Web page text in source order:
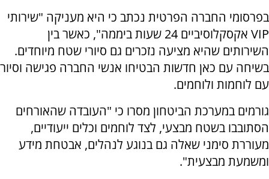
בפרסומי החברה הפרטית נכתב כי היא מעניקה "שירותי
VIP אקסקלוסיביים 24 שעות ביממה", כאשר בין
השירותים שהיא מציעה נזכרים גם סיורי שטח מיוחדים.
בשיחה עם כאן חדשות הבטיחו אנשי החברה פגישה וסיור
עם לוחמות ולוחמים.
גורמים במערכת הביטחון מסרו כי "העובדה שהאורחים
הסתובבו בשטח מבצעי, לצד לוחמים וכלים ייעודיים,
מעוררת סימני שאלה גם בנוגע לנהלים, אבטחת מידע
ומשמעת מבצעית".